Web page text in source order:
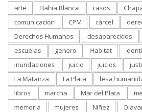
arte Bahía Blanca casos
comunicación
CPM cárcel
Derechos Humanos
desaparecidos
escuelas
genero Habitat
inundaciones
juicio juicios
La Matanza
La Plata lesa
libros
marcha Mar del Plata
memoria
mujeres Niñez